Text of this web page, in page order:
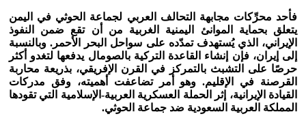
فأحد محرِّكات مجابهة التحالف العربي لجماعة الحوثي في اليمن
يتعلق بحماية الموانئ اليمنية الغربية من أن تقع ضمن النفوذ
الإيراني، الذي يُستهدف تمدّده على سواحل البحر الأحمر. وبالنسبة
إلى إيران، فإن إنشاء القاعدة التركية بالصومال يدفعها لتغدو أكثر
حرصًا على التشبث بالتمركز في القرن الإفريقي، بذريعة محاربة
القرصنة في الإقليم. وهو أمر تضاعفت أهميته، وفق مدركات
القيادة الإيرانية، إثر الحملة العسكرية العربية-الإسلامية التي تقودها
المملكة العربية السعودية ضد جماعة الحوثي.